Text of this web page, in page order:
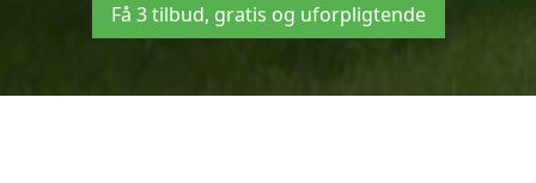
Få 3 tilbud, gratis og uforpligtende